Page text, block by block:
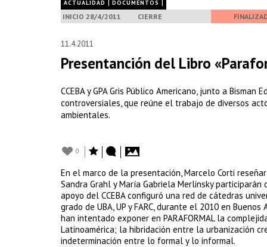
ACTUALIDAD DOCUMENTOS
INICIO 28/4/2011 CIERRE
11.4.2011
Presentanción del Libro
CCEBA y GPA Gris Público Americano, junto a
controversiales, que reúne el trabajo de diversos
ambientales.
0
En el marco de la presentación, Marcelo Corti
Sandra Grahl y María Gabriela Merlinsky
apoyo del CCEBA configuró una red de cátedras
grado de UBA, UP y FARC, durante el 2010 en
han intentado exponer en PARAFORMAL la
Latinoamérica; la hibridación entre la urbanización
indeterminación entre lo formal y lo informal.